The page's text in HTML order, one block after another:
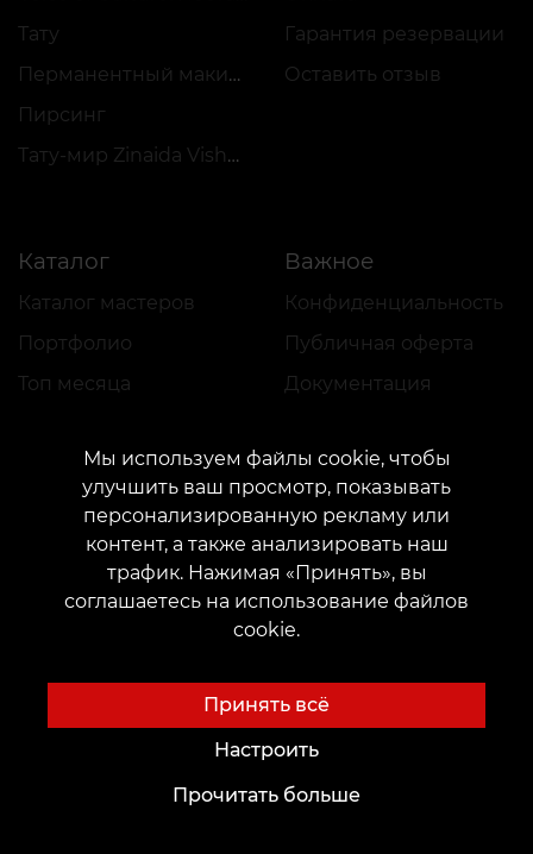
Тату
Перманентный макияж
Пирсинг
Тату-мир Zinaida Vishenka
Гарантия резервации
Оставить отзыв
Каталог
Каталог мастеров
Портфолио
Топ месяца
Важное
Конфиденциальность
Публичная оферта
Документация
customers@vean-tattoo.com
Жалобы и предложения: complaints@vean-tattoo.com
Запись и консультация по Украине бесплатно::
Мы используем файлы cookie, чтобы
улучшить ваш просмотр, показывать
персонализированную рекламу или
контент, а также анализировать наш
трафик. Нажимая «Принять», вы
соглашаетесь на использование файлов
cookie.
Принять всё
Настроить
Прочитать больше